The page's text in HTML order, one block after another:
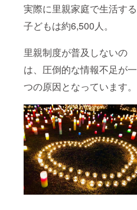
実際に里親家庭で生活する
子どもは約6,500人。
里親制度が普及しないの
は、圧倒的な情報不足が一
つの原因となっています。